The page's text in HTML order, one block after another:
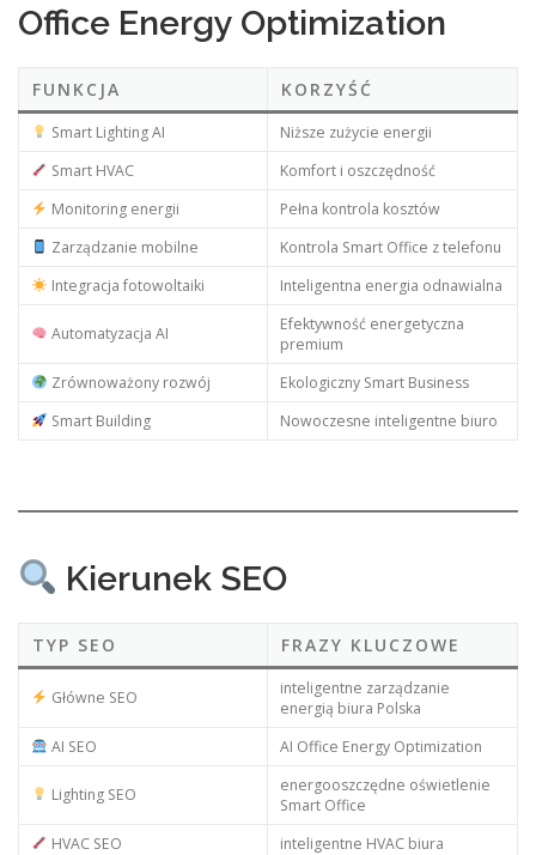
Office Energy Optimization
FUNKCJA KORZYŚĆ
Smart Lighting AI
Niższe zużycie energii
Smart HVAC
Komfort i oszczędność
Monitoring energii
Pełna kontrola kosztów
Zarządzanie mobilne
Kontrola Smart Office z telefonu
Integracja fotowoltaiki
Inteligentna energia odnawialna
Automatyzacja AI
Efektywność energetyczna
premium
Zrównoważony rozwój
Ekologiczny Smart Business
Smart Building
Nowoczesne inteligentne biuro
Kierunek SEO
TYP SEO FRAZY KLUCZOWE
Główne SEO
inteligentne zarządzanie
energią biura Polska
AI SEO
AI Office Energy Optimization
Lighting SEO
energooszczędne oświetlenie
Smart Office
HVAC SEO
inteligentne HVAC biura